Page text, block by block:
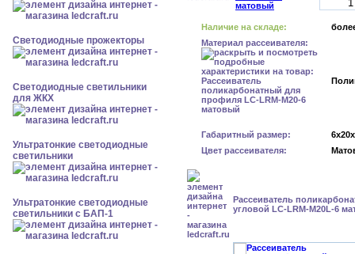
Светодиодные прожекторы
Светодиодные светильники
для ЖКХ
Ультратонкие светодиодные
светильники
Ультратонкие светодиодные
светильники с БАП-1
Наличие на складе:
Материал рассеивателя:
Габаритный размер:
Цвет рассеивателя:
Рассеиватель
угловой LC-LRM-M20L-6